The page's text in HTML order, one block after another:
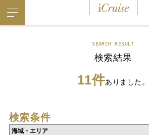
SEARCH RESULT
検索結果
11件ありました。
検索条件
海域・エリア